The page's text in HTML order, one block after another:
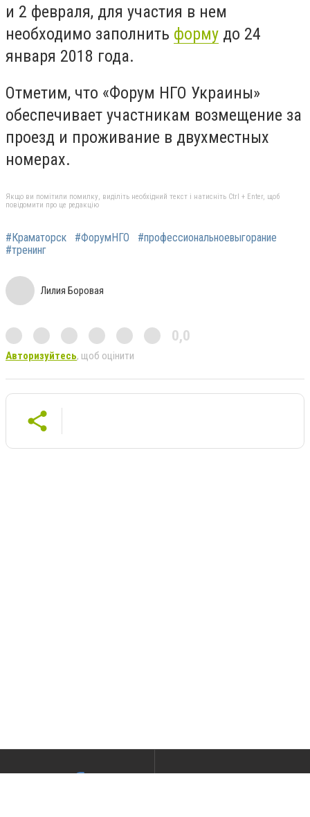
и 2 февраля, для участия в нем
необходимо заполнить форму до 24
января 2018 года.
Отметим, что «Форум НГО Украины»
обеспечивает участникам возмещение за
проезд и проживание в двухместных
номерах.
Якщо ви помітили помилку, виділіть необхідний текст і натисніть Ctrl + Enter, щоб
повідомити про це редакцію
#Краматорск #ФорумНГО
#профессиональноевыгорание
#тренинг
Лилия Боровая
0,0
Авторизуйтесь, щоб оцінити